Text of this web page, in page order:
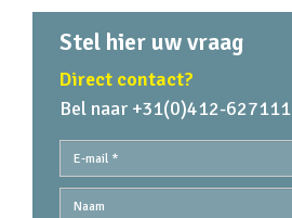
Stel hier uw vraag
Direct contact?
Bel naar +31(0)412-627111